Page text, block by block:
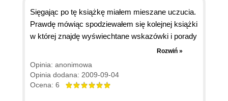
Sięgając po tę książkę miałem mieszane uczucia.
Prawdę mówiąc spodziewałem się kolejnej książki
w której znajdę wyświechtane wskazówki i porady
dla początkujących marketingowców. Jednak po
nieprzespanej nocy z ksiażką w ręku zmieniłem
swoje zdanie. Rano miałem podkrążone oczy ale
też głowę pełną gotowych do zastosowania
Rozwiń »
Opinia: anonimowa
Opinia dodana: 2009-09-04
Ocena: 6